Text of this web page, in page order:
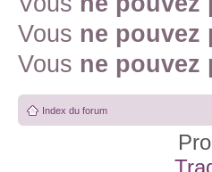
Vous ne pouvez
Vous ne pouvez
Index du forum